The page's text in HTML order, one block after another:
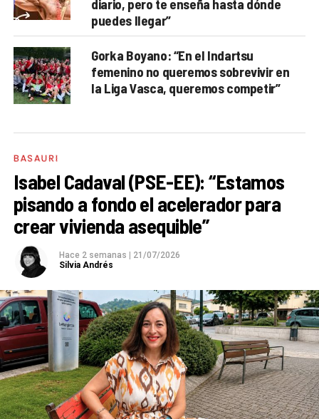
diario, pero te enseña hasta dónde
puedes llegar”
Gorka Boyano: “En el Indartsu
femenino no queremos sobrevivir en
la Liga Vasca, queremos competir”
BASAURI
Isabel Cadaval (PSE-EE): “Estamos
pisando a fondo el acelerador para
crear vivienda asequible”
Hace 2 semanas
21/07/2026
Silvia Andrés